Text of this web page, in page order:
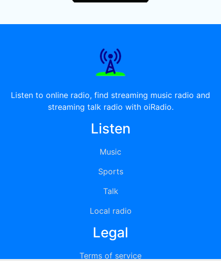
Listen to online radio, find streaming music radio and
streaming talk radio with oiRadio.
Listen
Music
Sports
Talk
Local radio
Legal
Terms of service